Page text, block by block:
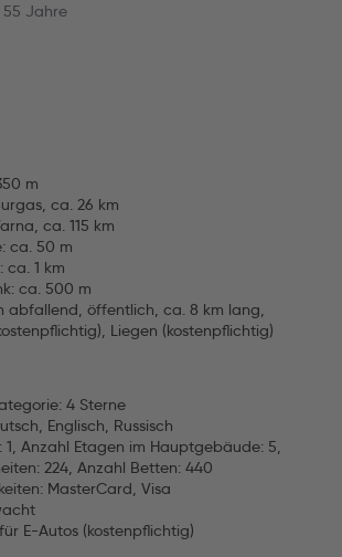
55 Jahre
m
ca. 26 km
ca. 115 km
ca. 50 m
ca. 1 km
ca. 500 m
abfallend, öffentlich, ca. 8 km lang,
Liegen (kostenpflichtig)
4 Sterne
Englisch, Russisch
Anzahl Etagen im Hauptgebäude: 5,
224, Anzahl Betten: 440
MasterCard, Visa
E-Autos (kostenpflichtig)